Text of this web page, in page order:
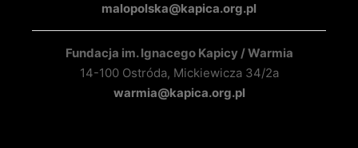
malopolska@kapica.org.pl
Fundacja im. Ignacego Kapicy / Warmia
14-100 Ostróda, Mickiewicza 34/2a
warmia@kapica.org.pl